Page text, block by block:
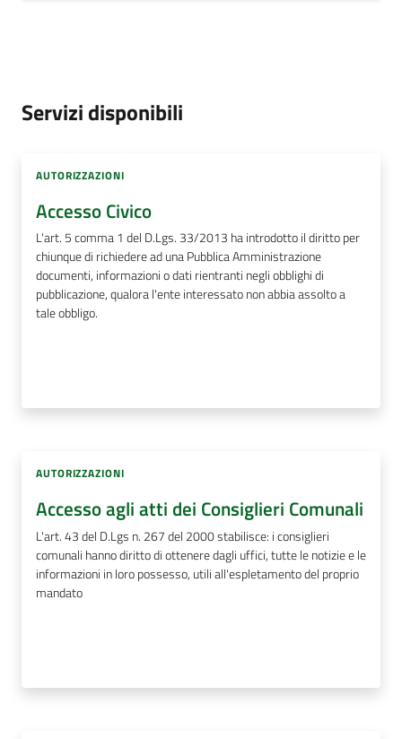
Servizi disponibili
AUTORIZZAZIONI
Accesso Civico
L'art. 5 comma 1 del D.Lgs. 33/2013 ha introdotto il diritto per
chiunque di richiedere ad una Pubblica Amministrazione
documenti, informazioni o dati rientranti negli obblighi di
pubblicazione, qualora l'ente interessato non abbia assolto a
tale obbligo.
AUTORIZZAZIONI
Accesso agli atti dei Consiglieri Comunali
L'art. 43 del D.Lgs n. 267 del 2000 stabilisce: i consiglieri
comunali hanno diritto di ottenere dagli uffici, tutte le notizie e le
informazioni in loro possesso, utili all'espletamento del proprio
mandato